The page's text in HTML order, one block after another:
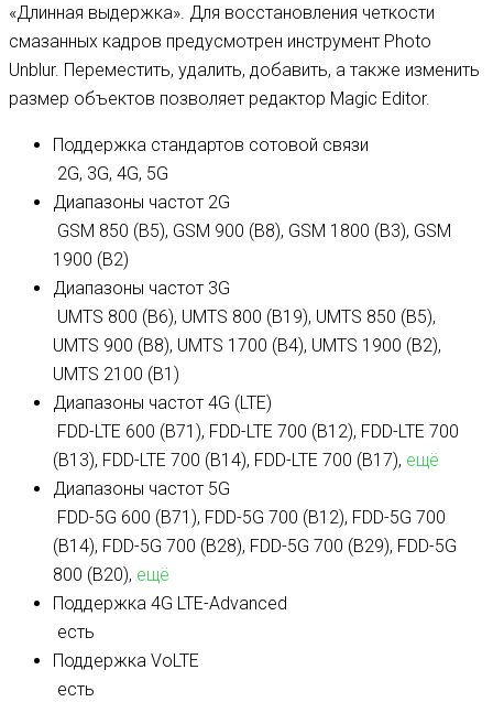
«Длинная выдержка». Для восстановления четкости
смазанных кадров предусмотрен инструмент Photo
Unblur. Переместить, удалить, добавить, а также изменить
размер объектов позволяет редактор Magic Editor.
Поддержка стандартов сотовой связи
2G, 3G, 4G, 5G
Диапазоны частот 2G
GSM 850 (B5), GSM 900 (B8), GSM 1800 (B3), GSM
1900 (B2)
Диапазоны частот 3G
UMTS 800 (B6), UMTS 800 (B19), UMTS 850 (B5),
UMTS 900 (B8), UMTS 1700 (B4), UMTS 1900 (B2),
UMTS 2100 (B1)
Диапазоны частот 4G (LTE)
FDD-LTE 600 (B71), FDD-LTE 700 (B12), FDD-LTE 700
(B13), FDD-LTE 700 (B14), FDD-LTE 700 (B17), ещё
Диапазоны частот 5G
FDD-5G 600 (B71), FDD-5G 700 (B12), FDD-5G 700
(B14), FDD-5G 700 (B28), FDD-5G 700 (B29), FDD-5G
800 (B20), ещё
Поддержка 4G LTE-Advanced
есть
Поддержка VoLTE
есть